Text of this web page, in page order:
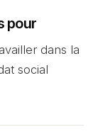
pour
dans la
social